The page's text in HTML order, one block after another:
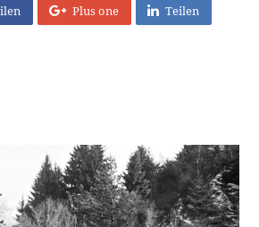
Plus one Teilen